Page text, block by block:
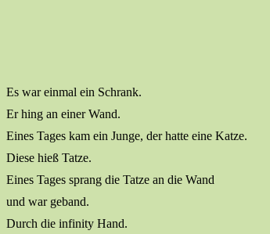
Es war einmal ein Schrank.
Er hing an einer Wand.
Eines Tages kam ein Junge, der hatte eine Katze.
Diese hieß Tatze.
Eines Tages sprang die Tatze an die Wand
und war geband.
Durch die infinity Hand.